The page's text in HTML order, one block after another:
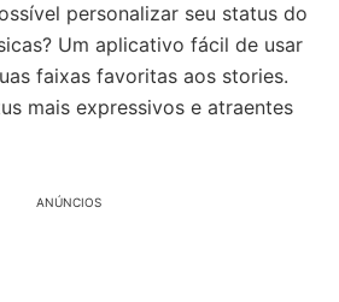
personalizar seu status do
Um aplicativo fácil de usar
faixas favoritas aos stories.
mais expressivos e atraentes
ANÚNCIOS